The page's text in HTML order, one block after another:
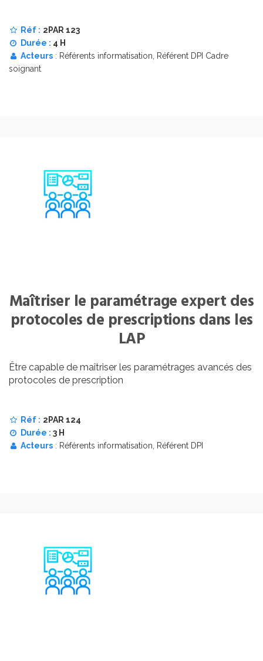
Réf : 2PAR 123
Durée : 4 H
Acteurs : Référents informatisation, Référent DPI Cadre
soignant
Maîtriser le paramétrage expert des
protocoles de prescriptions dans les
LAP
Être capable de maîtriser les paramétrages avancés des
protocoles de prescription
Réf : 2PAR 124
Durée : 3 H
Acteurs : Référents informatisation, Référent DPI